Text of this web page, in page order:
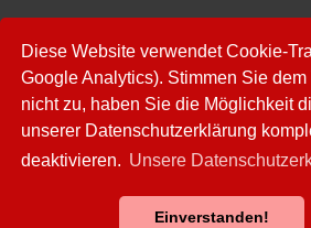
Diese Website verwendet Cookie-
Google Analytics). Stimmen Sie dem
nicht zu, haben Sie die Möglichkeit
unserer Datenschutzerklärung
deaktivieren. Unsere
Einverstanden!